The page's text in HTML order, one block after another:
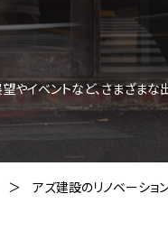
やイベントなど、さまざま
アズ建設のリノベーショ